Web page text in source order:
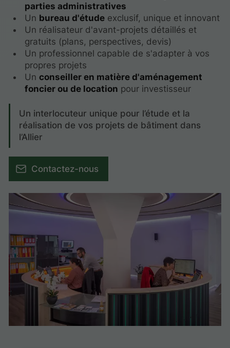
parties administratives
Un bureau d'étude exclusif, unique et innovant
Un réalisateur d'avant-projets détaillés et
gratuits (plans, perspectives, devis)
Un professionnel capable de s'adapter à vos
propres projets
Unconseiller en matière d'aménagement
foncier ou de location pour investisseur
Un interlocuteur unique pour l’étude et la
réalisation de vos projets de bâtiment dans
l’Allier
Contactez-nous